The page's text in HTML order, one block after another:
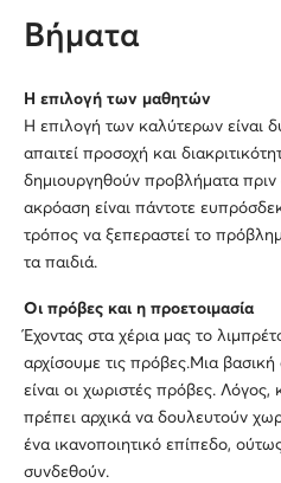
Βήματα
Η επιλογή των μαθητών
Η επιλογή των καλύτερων είναι
απαιτεί προσοχή και
δημιουργηθούν προβλήματα πριν
ακρόαση είναι πάντοτε
τρόπος να ξεπεραστεί το
τα παιδιά.
Οι πρόβες και η προετοιμασία
Έχοντας στα χέρια μας το
αρχίσουμε τις πρόβες.Μια
είναι οι χωριστές πρόβες. Λόγος,
πρέπει αρχικά να δουλευτούν
ένα ικανοποιητικό επίπεδο,
συνδεθούν.